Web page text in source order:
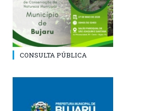
CONSULTA PÚBLICA